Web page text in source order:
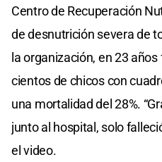
Centro de Recuperación
de desnutrición severa de
la organización, en 23
cientos de chicos con
una mortalidad del 28%.
junto al hospital, solo
el video.